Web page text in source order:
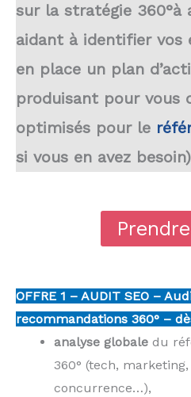
sur la stratégie 360°à
aidant à identifier
en place un plan
produisant pour vous
optimisés pour le
si vous en avez besoin)
OFFRE 1 – AUDIT SEO –
recommandations 360° –
analyse globale du
360° (tech,
concurrence…),